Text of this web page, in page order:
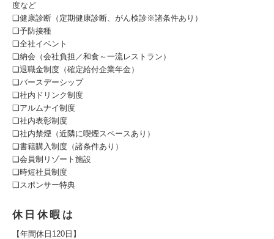
度など
❑健康診断（定期健康診断、がん検診※諸条件あり）
❑予防接種
❑全社イベント
❑納会（会社負担／和食～一流レストラン）
❑退職金制度（確定給付企業年金）
❑バースデーシップ
❑社内ドリンク制度
❑アルムナイ制度
❑社内表彰制度
❑社内禁煙（近隣に喫煙スペースあり）
❑書籍購入制度（諸条件あり）
❑会員制リゾート施設
❑時短社員制度
❑スポンサー特典
休日休暇は
【年間休日120日】